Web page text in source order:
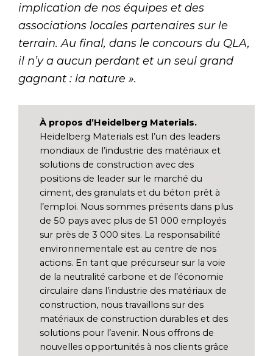
implication de nos équipes et des
associations locales partenaires sur le
terrain. Au final, dans le concours du QLA,
il n’y a aucun perdant et un seul grand
gagnant : la nature ».
À propos d’Heidelberg Materials.
Heidelberg Materials est l’un des leaders
mondiaux de l’industrie des matériaux et
solutions de construction avec des
positions de leader sur le marché du
ciment, des granulats et du béton prêt à
l’emploi. Nous sommes présents dans plus
de 50 pays avec plus de 51 000 employés
sur près de 3 000 sites. La responsabilité
environnementale est au centre de nos
actions. En tant que précurseur sur la voie
de la neutralité carbone et de l’économie
circulaire dans l’industrie des matériaux de
construction, nous travaillons sur des
matériaux de construction durables et des
solutions pour l’avenir. Nous offrons de
nouvelles opportunités à nos clients grâce